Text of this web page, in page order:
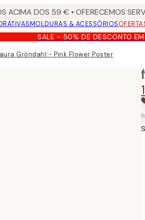
ACIMA DOS 59 € • OFERECEMOS
MOLDURAS & ACESSÓRIOS
SALE - 50% DE DESCONTO EM
Gröndahl - Pink Flower Poster